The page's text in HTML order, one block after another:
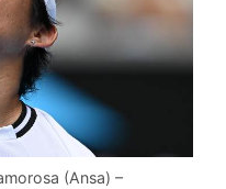
(Ansa) –